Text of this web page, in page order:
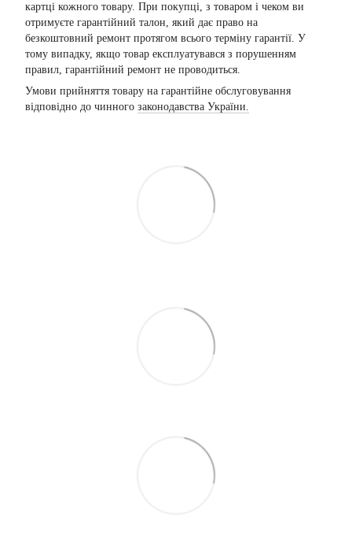
картці кожного товару. При покупці, з товаром і чеком ви
отримуєте гарантійний талон, який дає право на
безкоштовний ремонт протягом всього терміну гарантії. У
тому випадку, якщо товар експлуатувався з порушенням
правил, гарантійний ремонт не проводиться.
Умови прийняття товару на гарантійне обслуговування
відповідно до чинного законодавства України.